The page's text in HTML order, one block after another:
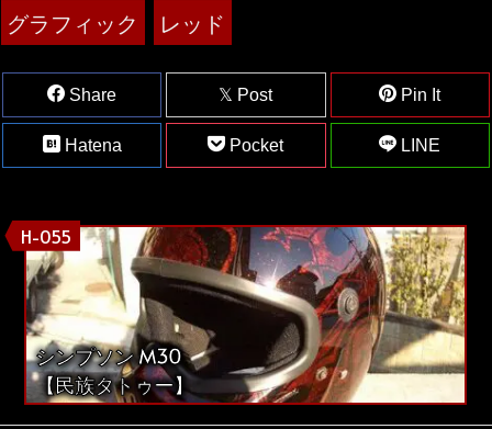
グラフィック
レッド
Share Post Pin It
Hatena Pocket LINE
H-055
シンプソン M30
【民族タトゥー】